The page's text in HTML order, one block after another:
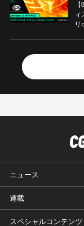
リ
ニュース
連載
スペシャルコンテンツ